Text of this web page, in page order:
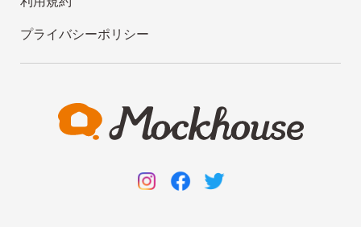
プライバシーポリシー